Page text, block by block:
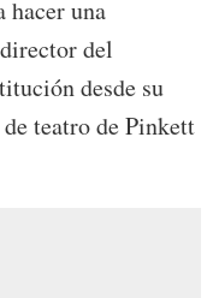
hacer una
del
desde su
teatro de Pinkett